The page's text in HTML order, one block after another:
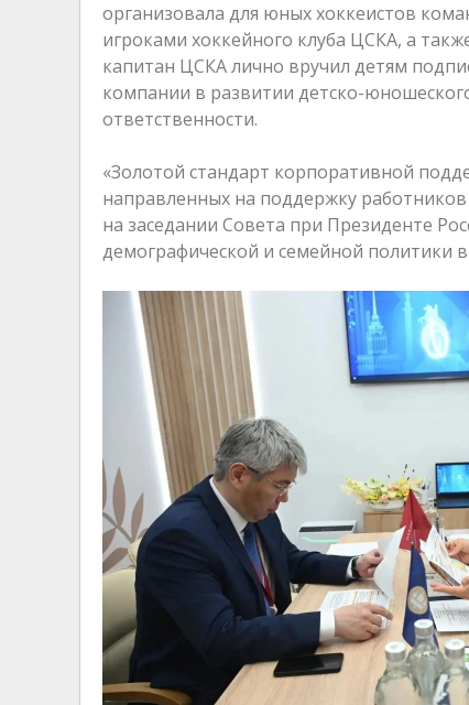
организовала для юных хоккеистов
игроками хоккейного клуба ЦСКА, а
капитан ЦСКА лично вручил детям
компании в развитии детско-
ответственности.
«Золотой стандарт корпоративной
направленных на поддержку
на заседании Совета при Президенте
демографической и семейной политики